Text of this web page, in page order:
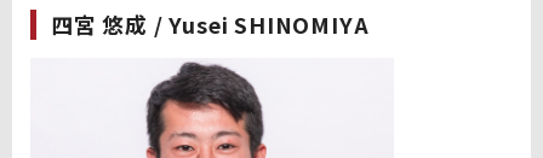
四宮 悠成 / Yusei SHINOMIYA